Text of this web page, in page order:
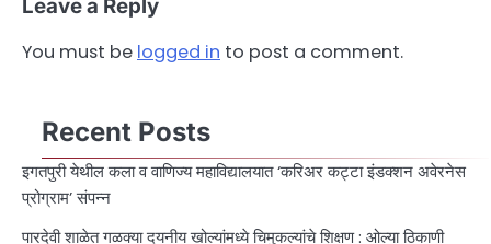
Leave a Reply
You must be logged in to post a comment.
Recent Posts
इगतपुरी येथील कला व वाणिज्य महाविद्यालयात ‘करिअर कट्टा इंडक्शन अवेरनेस
प्रोग्राम’ संपन्न
पारदेवी शाळेत गळक्या दयनीय खोल्यांमध्ये चिमुकल्यांचे शिक्षण : ओल्या ठिकाणी